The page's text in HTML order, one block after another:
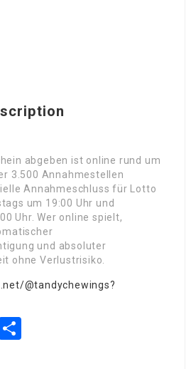
abgeben ist online rund um
3.500 Annahmestellen
Annahmeschluss für Lotto
um 19:00 Uhr und
Uhr. Wer online spielt,
und absoluter
ohne Verlustrisiko.
@tandychewings?